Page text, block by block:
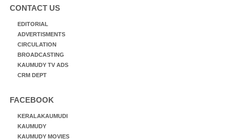
CONTACT US
EDITORIAL
ADVERTISMENTS
CIRCULATION
BROADCASTING
KAUMUDY TV ADS
CRM DEPT
FACEBOOK
KERALAKAUMUDI
KAUMUDY
KAUMUDY MOVIES